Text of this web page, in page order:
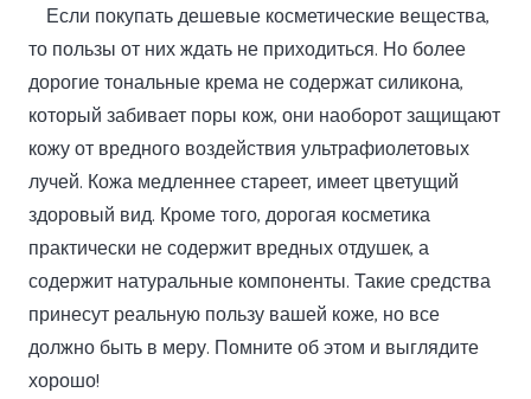
Если покупать дешевые косметические вещества,
то пользы от них ждать не приходиться. Но более
дорогие тональные крема не содержат силикона,
который забивает поры кож, они наоборот защищают
кожу от вредного воздействия ультрафиолетовых
лучей. Кожа медленнее стареет, имеет цветущий
здоровый вид. Кроме того, дорогая косметика
практически не содержит вредных отдушек, а
содержит натуральные компоненты. Такие средства
принесут реальную пользу вашей коже, но все
должно быть в меру. Помните об этом и выглядите
хорошо!